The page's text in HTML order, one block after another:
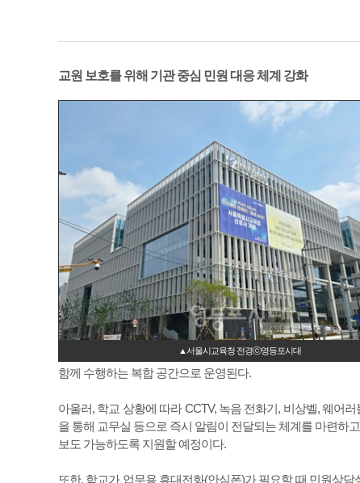
교원 보호를 위해 기관 중심 민원 대응 체계 강화
▲서울시교육청 전경ⓒ영등포시대
함께 수행하는 복합 공간으로 운영된다.
아울러, 학교 상황에 따라 CCTV, 녹음 전화기, 비상벨, 웨어
을 통해 교무실 등으로 즉시 알림이 전달되는 체계를 마련하
보도 가능하도록 지원할 예정이다.
또한, 학교가 업무용 휴대전화(안심폰)가 필요할 때 민원상